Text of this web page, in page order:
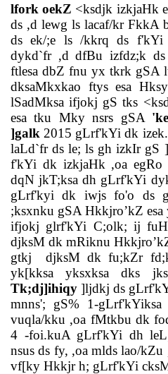
lfork oekZ <ksdjk izkjaHk
ds ,d lewg ls lacaf/kr FkkA
ds ek/;e ls /kkrq ds f'kYi
dykd`fr ,d dfBu izfdz;k
ftlesa dbZ fnu yx tkrk gSA
dksaMkxkao ftys esa
lSadMksa ifjokj gS tks
esa tku Mky nsrs gSA
]galk 2015 gLrf'kYi dk
laLd`fr ds le; ls gh izkIr gS
f'kYi dk izkjaHk ,oa
dqN jkT;ksa dh gLrf'kYi
gLrf'kyi dk iwjs fo'o ds
;ksxnku gSA Hkkjro’kZ
ifjokj glrf'kYi C;olk; ij
djksM dk mRiknu
gtkj
djksM dk fu;kZr
yk[kksa yksxksa dks
Tk;dj]ihiqy ]ljdkj ds
mnns'; gS% 1-
vuqla/kku ,oa fMtkbu dk
4 -foi.kuA gLrf'kYi dh
nsus ds fy, ,oa mlds lao/
vf[ky Hkkjr h; gLrf'kYi